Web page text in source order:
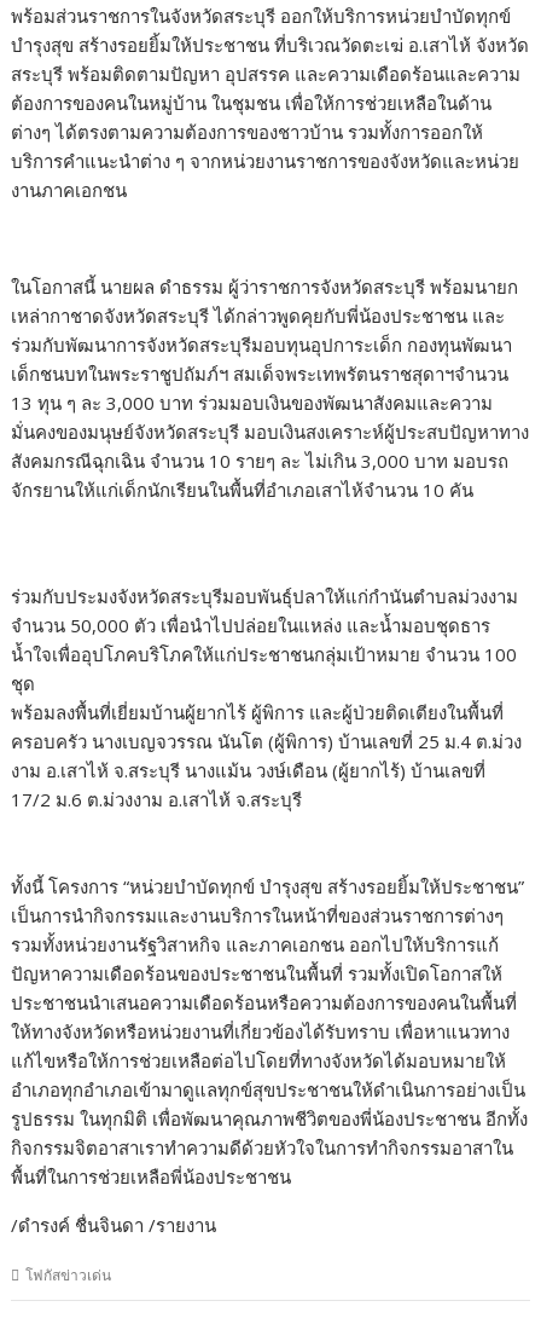
พร้อมส่วนราชการในจังหวัดสระบุรี ออกให้บริการหน่วยบำบัดทุกข์
บำรุงสุข สร้างรอยยิ้มให้ประชาชน ที่บริเวณวัดตะเฆ่ อ.เสาไห้ จังหวัด
สระบุรี พร้อมติดตามปัญหา อุปสรรค และความเดือดร้อนและความ
ต้องการของคนในหมู่บ้าน ในชุมชน เพื่อให้การช่วยเหลือในด้าน
ต่างๆ ได้ตรงตามความต้องการของชาวบ้าน รวมทั้งการออกให้
บริการคำแนะนำต่าง ๆ จากหน่วยงานราชการของจังหวัดและหน่วย
งานภาคเอกชน
ในโอกาสนี้ นายผล ดำธรรม ผู้ว่าราชการจังหวัดสระบุรี พร้อมนายก
เหล่ากาชาดจังหวัดสระบุรี ได้กล่าวพูดคุยกับพี่น้องประชาชน และ
ร่วมกับพัฒนาการจังหวัดสระบุรีมอบทุนอุปการะเด็ก กองทุนพัฒนา
เด็กชนบทในพระราชูปถัมภ์ฯ สมเด็จพระเทพรัตนราชสุดาฯจำนวน
13 ทุน ๆ ละ 3,000 บาท ร่วมมอบเงินของพัฒนาสังคมและความ
มั่นคงของมนุษย์จังหวัดสระบุรี มอบเงินสงเคราะห์ผู้ประสบปัญหาทาง
สังคมกรณีฉุกเฉิน จำนวน 10 รายๆ ละ ไม่เกิน 3,000 บาท มอบรถ
จักรยานให้แก่เด็กนักเรียนในพื้นที่อำเภอเสาไห้จำนวน 10 คัน
ร่วมกับประมงจังหวัดสระบุรีมอบพันธุ์ปลาให้แก่กำนันตำบลม่วงงาม
จำนวน 50,000 ตัว เพื่อนำไปปล่อยในแหล่ง และน้ำมอบชุดธาร
น้ำใจเพื่ออุปโภคบริโภคให้แก่ประชาชนกลุ่มเป้าหมาย จำนวน 100
ชุด
พร้อมลงพื้นที่เยี่ยมบ้านผู้ยากไร้ ผู้พิการ และผู้ป่วยติดเตียงในพื้นที่
ครอบครัว นางเบญจวรรณ นันโต (ผู้พิการ) บ้านเลขที่ 25 ม.4 ต.ม่วง
งาม อ.เสาไห้ จ.สระบุรี นางแม้น วงษ์เดือน (ผู้ยากไร้) บ้านเลขที่
17/2 ม.6 ต.ม่วงงาม อ.เสาไห้ จ.สระบุรี
ทั้งนี้ โครงการ “หน่วยบำบัดทุกข์ บำรุงสุข สร้างรอยยิ้มให้ประชาชน”
เป็นการนำกิจกรรมและงานบริการในหน้าที่ของส่วนราชการต่างๆ
รวมทั้งหน่วยงานรัฐวิสาหกิจ และภาคเอกชน ออกไปให้บริการแก้
ปัญหาความเดือดร้อนของประชาชนในพื้นที่ รวมทั้งเปิดโอกาสให้
ประชาชนนำเสนอความเดือดร้อนหรือความต้องการของคนในพื้นที่
ให้ทางจังหวัดหรือหน่วยงานที่เกี่ยวข้องได้รับทราบ เพื่อหาแนวทาง
แก้ไขหรือให้การช่วยเหลือต่อไปโดยที่ทางจังหวัดได้มอบหมายให้
อำเภอทุกอำเภอเข้ามาดูแลทุกข์สุขประชาชนให้ดำเนินการอย่างเป็น
รูปธรรม ในทุกมิติ เพื่อพัฒนาคุณภาพชีวิตของพี่น้องประชาชน อีกทั้ง
กิจกรรมจิตอาสาเราทำความดีด้วยหัวใจในการทำกิจกรรมอาสาใน
พื้นที่ในการช่วยเหลือพี่น้องประชาชน
/ดำรงค์ ชื่นจินดา /รายงาน
โฟกัสข่าวเด่น